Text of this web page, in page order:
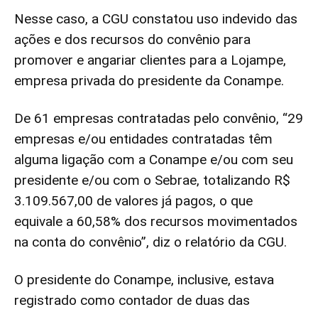
Nesse caso, a CGU constatou uso indevido das
ações e dos recursos do convênio para
promover e angariar clientes para a Lojampe,
empresa privada do presidente da Conampe.
De 61 empresas contratadas pelo convênio, “29
empresas e/ou entidades contratadas têm
alguma ligação com a Conampe e/ou com seu
presidente e/ou com o Sebrae, totalizando R$
3.109.567,00 de valores já pagos, o que
equivale a 60,58% dos recursos movimentados
na conta do convênio”, diz o relatório da CGU.
O presidente do Conampe, inclusive, estava
registrado como contador de duas das